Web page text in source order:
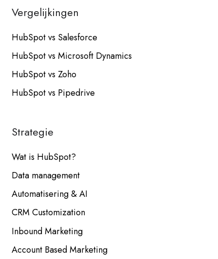
Vergelijkingen
HubSpot vs Salesforce
HubSpot vs Microsoft Dynamics
HubSpot vs Zoho
HubSpot vs Pipedrive
Strategie
Wat is HubSpot?
Data management
Automatisering & AI
CRM Customization
Inbound Marketing
Account Based Marketing